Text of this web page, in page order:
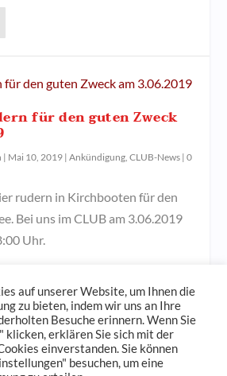
für den guten Zweck
| Mai 10, 2019 |Ankündigung,CLUB-News |0
rudern in Kirchbooten für den
Bei uns im CLUB am 3.06.2019
Uhr.
und Germania Ruder Club
auf unserer Website, um Ihnen die
zu bieten, indem wir uns an Ihre
Besuche erinnern. Wenn Sie
klicken, erklären Sie sich mit der
einverstanden. Sie können
besuchen, um eine